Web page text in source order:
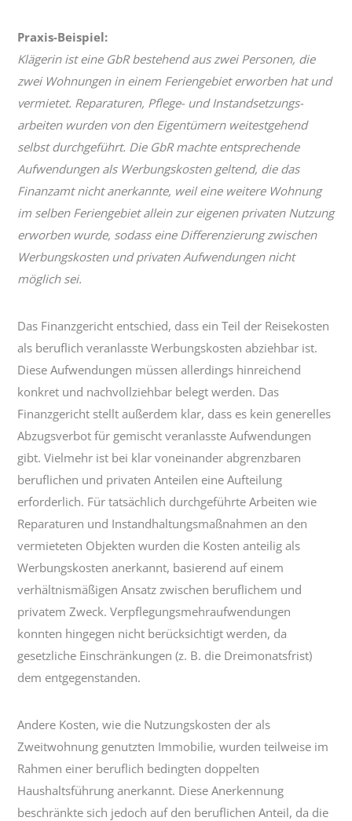
Praxis-Beispiel:
Klägerin ist eine GbR bestehend aus zwei Personen, die
zwei Wohnungen in einem Feriengebiet erworben hat und
vermietet. Reparaturen, Pflege- und Instandsetzungs­
arbeiten wurden von den Eigentümern weitestgehend
selbst durchgeführt. Die GbR machte entsprechende
Aufwendungen als Werbungskosten geltend, die das
Finanzamt nicht anerkannte, weil eine weitere Wohnung
im selben Feriengebiet allein zur eigenen privaten Nutzung
erworben wurde, sodass eine Differenzierung zwischen
Werbungskosten und privaten Aufwendungen nicht
möglich sei.
Das Finanzgericht entschied, dass ein Teil der Reisekosten
als beruflich veranlasste Werbungskosten abziehbar ist.
Diese Aufwendungen müssen allerdings hinreichend
konkret und nachvollziehbar belegt werden. Das
Finanzgericht stellt außerdem klar, dass es kein generelles
Abzugsverbot für gemischt veranlasste Aufwendungen
gibt. Vielmehr ist bei klar voneinander abgrenzbaren
beruflichen und privaten Anteilen eine Aufteilung
erforderlich. Für tatsächlich durchgeführte Arbeiten wie
Reparaturen und Instandhaltungsmaßnahmen an den
vermieteten Objekten wurden die Kosten anteilig als
Werbungskosten anerkannt, basierend auf einem
verhältnismäßigen Ansatz zwischen beruflichem und
privatem Zweck. Verpflegungsmehraufwendungen
konnten hingegen nicht berücksichtigt werden, da
gesetzliche Einschränkungen (z. B. die Dreimonatsfrist)
dem entgegenstanden.
Andere Kosten, wie die Nutzungskosten der als
Zweitwohnung genutzten Immobilie, wurden teilweise im
Rahmen einer beruflich bedingten doppelten
Haushaltsführung anerkannt. Diese Anerkennung
beschränkte sich jedoch auf den beruflichen Anteil, da die